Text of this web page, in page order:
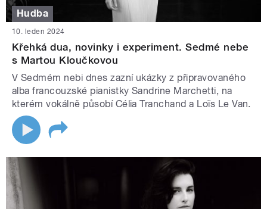
Hudba
10. leden 2024
Křehká dua, novinky i experiment. Sedmé nebe
s Martou Kloučkovou
V Sedmém nebi dnes zazní ukázky z připravovaného
alba francouzské pianistky Sandrine Marchetti, na
kterém vokálně působí Célia Tranchand a Loïs Le Van.